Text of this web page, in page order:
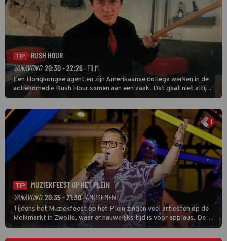
TIP
RUSH HOUR
VANAVOND 20:30 - 22:26 · FILM
Een Hongkongse agent en zijn Amerikaanse collega werken in de
actiekomedie Rush Hour samen aan een zaak. Dat gaat niet altijd
van een leien dakje.
TIP
MUZIEKFEEST OP HET PLEIN
VANAVOND 20:35 - 21:30· AMUSEMENT
Tijdens het Muziekfeest op het Plein zingen veel artiesten op de
Melkmarkt in Zwolle, waar er nauwelijks tijd is voor applaus. De
grootste namen zijn André Hazes, Jannes, René Froger en
natuurlijk Rutger van Barneveld met zijn hit Zwoele Zomernachten.